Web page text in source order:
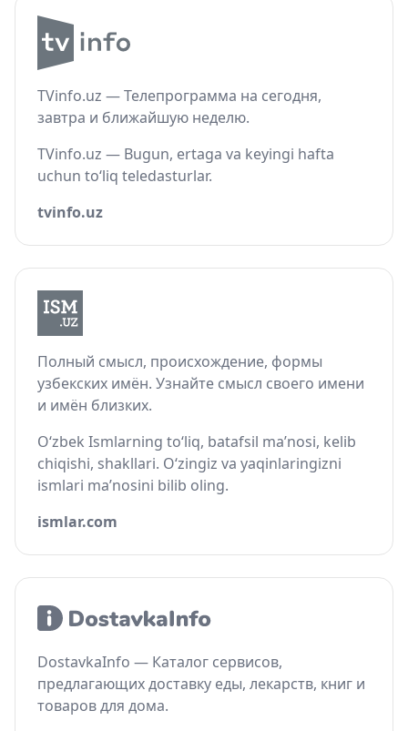
TVinfo.uz — Телепрограмма на сегодня,
завтра и ближайшую неделю.
TVinfo.uz — Bugun, ertaga va keyingi hafta
uchun to‘liq teledasturlar.
tvinfo.uz
Полный смысл, происхождение, формы
узбекских имён. Узнайте смысл своего имени
и имён близких.
O‘zbek Ismlarning to‘liq, batafsil ma’nosi, kelib
chiqishi, shakllari. O‘zingiz va yaqinlaringizni
ismlari ma’nosini bilib oling.
ismlar.com
DostavkaInfo — Каталог сервисов,
предлагающих доставку еды, лекарств, книг и
товаров для дома.